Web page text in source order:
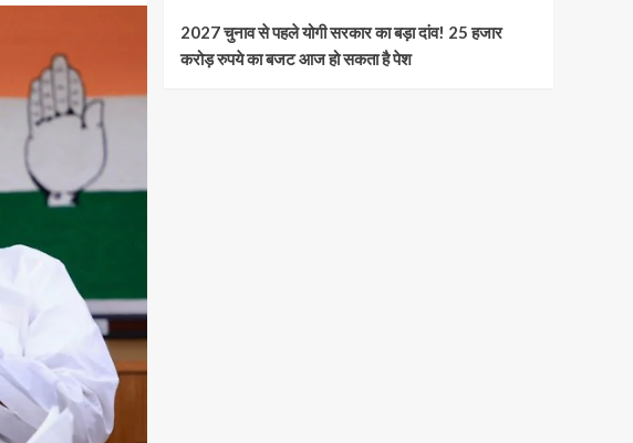
2027 चुनाव से पहले योगी सरकार का बड़ा दांव! 25 हजार
करोड़ रुपये का बजट आज हो सकता है पेश